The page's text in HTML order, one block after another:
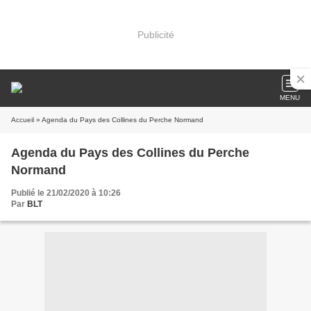
Publicité
MENU
Accueil » Agenda du Pays des Collines du Perche Normand
Agenda du Pays des Collines du Perche
Normand
Publié le 21/02/2020 à 10:26
Par BLT